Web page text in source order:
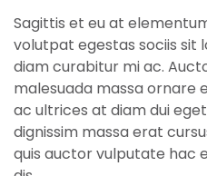
Sagittis et eu at
volutpat egestas sociis sit
diam curabitur mi ac.
malesuada massa
ac ultrices at diam dui
dignissim massa erat
quis auctor vulputate hac